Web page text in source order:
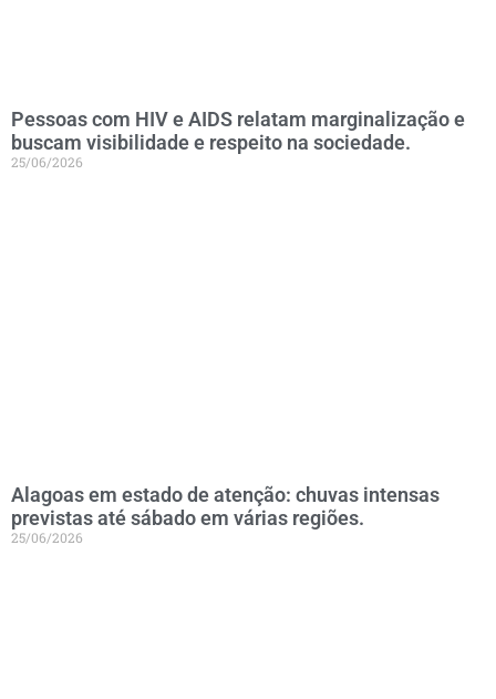
Pessoas com HIV e AIDS relatam marginalização e
buscam visibilidade e respeito na sociedade.
25/06/2026
Alagoas em estado de atenção: chuvas intensas
previstas até sábado em várias regiões.
25/06/2026